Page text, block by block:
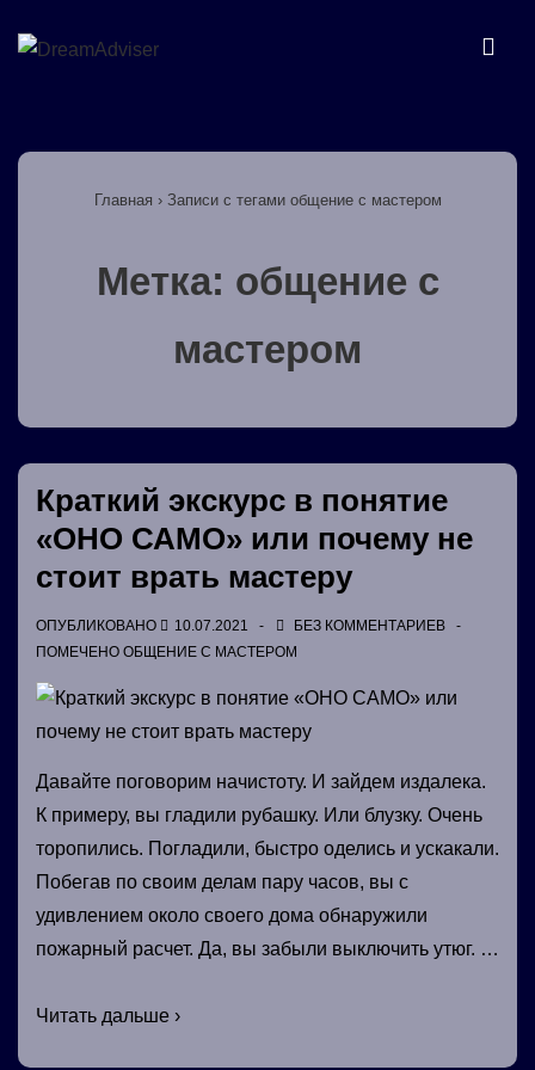
Перейти
содержимому
навигация
Главная › Записи с тегами общение с мастером
Метка: общение с
мастером
Краткий экскурс в понятие
«ОНО САМО» или почему не
стоит врать мастеру
ОПУБЛИКОВАНО 10.07.2021
БЕЗ КОММЕНТАРИЕВ
ПОМЕЧЕНО ОБЩЕНИЕ С МАСТЕРОМ
Давайте поговорим начистоту. И зайдем издалека.
К примеру, вы гладили рубашку. Или блузку. Очень
торопились. Погладили, быстро оделись и ускакали.
Побегав по своим делам пару часов, вы с
удивлением около своего дома обнаружили
пожарный расчет. Да, вы забыли выключить утюг. …
Краткий
Читать дальше ›